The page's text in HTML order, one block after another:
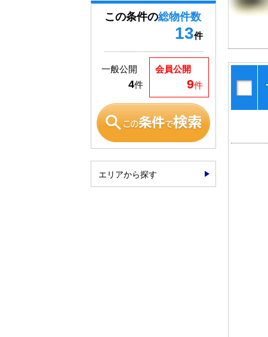
この条件の総物件数
13件
会員公開
9件
一般公開
4件
エリアから探す